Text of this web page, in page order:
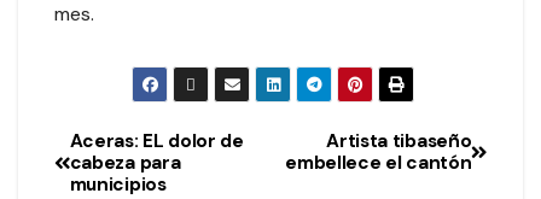
mes.
Artista tibaseño
embellece el cantón
Aceras: EL dolor de
cabeza para
municipios